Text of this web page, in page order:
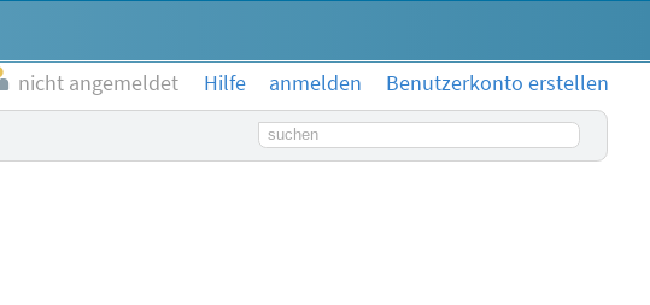
nicht angemeldet Hilfe anmelden
Benutzerkonto erstellen
Suchbegriff